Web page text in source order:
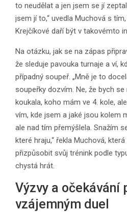
to neudělat a jen jsem se jí
jsem jí to,“ uvedla Muchová s
Krejčíkové daří být v takovémto
Na otázku, jak se na zápas
že sleduje pavouka turnaje a ví,
případný soupeř. „Mně je to
soupeřky dozvím. Ne, že bych
koukala, koho mám ve 4. kole,
vím, kde jsem a jaké jsou kolem
ale nad tím přemýšlela. Snažím
které hraju,“ řekla Muchová,
přizpůsobit svůj trénink podle
chystá hrát.
Výzvy a očekávání
vzájemným duel